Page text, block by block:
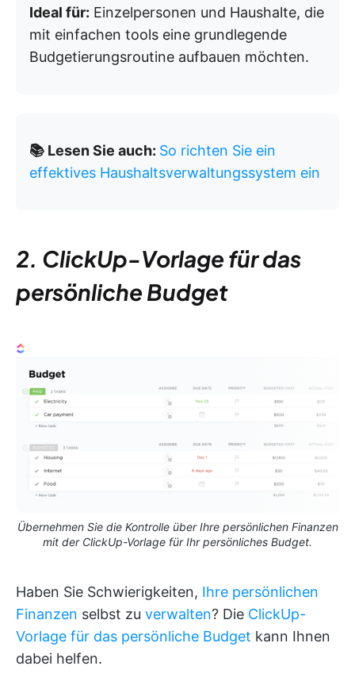
Ideal für: Einzelpersonen und Haushalte, die
mit einfachen tools eine grundlegende
Budgetierungsroutine aufbauen möchten.
📚 Lesen Sie auch: So richten Sie ein
effektives Haushaltsverwaltungssystem ein
2. ClickUp-Vorlage für das
persönliche Budget
Übernehmen Sie die Kontrolle über Ihre persönlichen Finanzen
mit der ClickUp-Vorlage für Ihr persönliches Budget.
Haben Sie Schwierigkeiten, Ihre persönlichen
Finanzen selbst zu verwalten? Die ClickUp-
Vorlage für das persönliche Budget kann Ihnen
dabei helfen.